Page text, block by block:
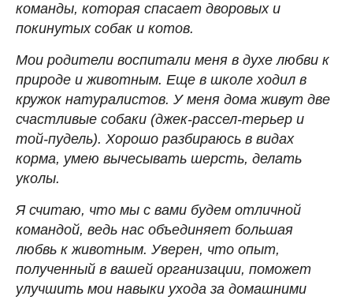
команды, которая спасает дворовых и
покинутых собак и котов.
Мои родители воспитали меня в духе любви к
природе и животным. Еще в школе ходил в
кружок натуралистов. У меня дома живут две
счастливые собаки (джек-рассел-терьер и
той-пудель). Хорошо разбираюсь в видах
корма, умею вычесывать шерсть, делать
уколы.
Я считаю, что мы с вами будем отличной
командой, ведь нас объединяет большая
любвь к животным. Уверен, что опыт,
полученный в вашей организации, поможет
улучшить мои навыки ухода за домашними